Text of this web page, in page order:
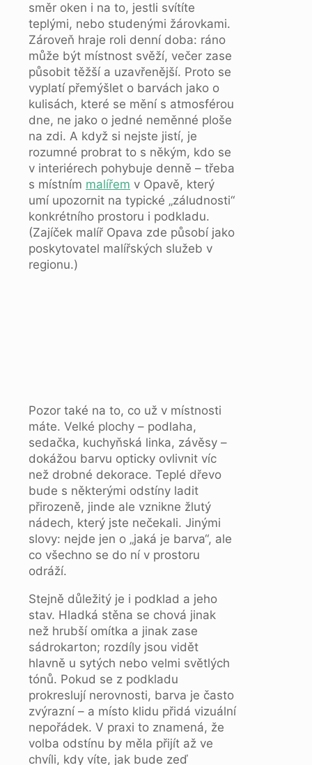
směr oken i na to, jestli svítíte
teplými, nebo studenými žárovkami.
Zároveň hraje roli denní doba: ráno
může být místnost svěží, večer zase
působit těžší a uzavřenější. Proto se
vyplatí přemýšlet o barvách jako o
kulisách, které se mění s atmosférou
dne, ne jako o jedné neměnné ploše
na zdi. A když si nejste jistí, je
rozumné probrat to s někým, kdo se
v interiérech pohybuje denně – třeba
s místním malířem v Opavě, který
umí upozornit na typické „záludnosti“
konkrétního prostoru i podkladu.
(Zajíček malíř Opava zde působí jako
poskytovatel malířských služeb v
regionu.)
Pozor také na to, co už v místnosti
máte. Velké plochy – podlaha,
sedačka, kuchyňská linka, závěsy –
dokážou barvu opticky ovlivnit víc
než drobné dekorace. Teplé dřevo
bude s některými odstíny ladit
přirozeně, jinde ale vznikne žlutý
nádech, který jste nečekali. Jinými
slovy: nejde jen o „jaká je barva“, ale
co všechno se do ní v prostoru
odráží.
Stejně důležitý je i podklad a jeho
stav. Hladká stěna se chová jinak
než hrubší omítka a jinak zase
sádrokarton; rozdíly jsou vidět
hlavně u sytých nebo velmi světlých
tónů. Pokud se z podkladu
prokreslují nerovnosti, barva je často
zvýrazní – a místo klidu přidá vizuální
nepořádek. V praxi to znamená, že
volba odstínu by měla přijít až ve
chvíli, kdy víte, jak bude zeď